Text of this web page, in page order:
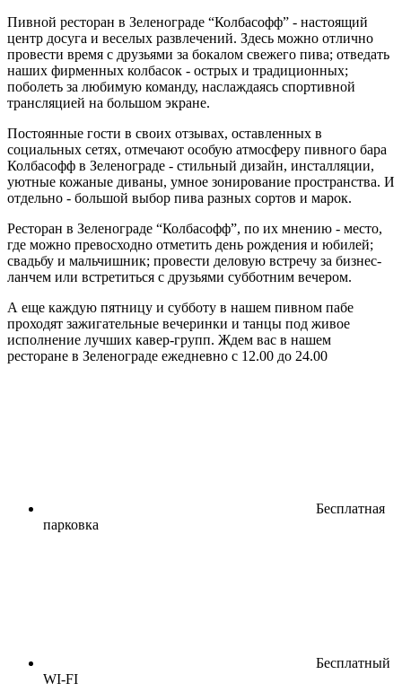
Пивной ресторан в Зеленограде “Колбасофф” - настоящий
центр досуга и веселых развлечений. Здесь можно отлично
провести время с друзьями за бокалом свежего пива; отведать
наших фирменных колбасок - острых и традиционных;
поболеть за любимую команду, наслаждаясь спортивной
трансляцией на большом экране.
Постоянные гости в своих отзывах, оставленных в
социальных сетях, отмечают особую атмосферу пивного бара
Колбасофф в Зеленограде - стильный дизайн, инсталляции,
уютные кожаные диваны, умное зонирование пространства. И
отдельно - большой выбор пива разных сортов и марок.
Ресторан в Зеленограде “Колбасофф”, по их мнению - место,
где можно превосходно отметить день рождения и юбилей;
свадьбу и мальчишник; провести деловую встречу за бизнес-
ланчем или встретиться с друзьями субботним вечером.
А еще каждую пятницу и субботу в нашем пивном пабе
проходят зажигательные вечеринки и танцы под живое
исполнение лучших кавер-групп. Ждем вас в нашем
ресторане в Зеленограде ежедневно с 12.00 до 24.00
Бесплатная
парковка
Бесплатный
WI-FI